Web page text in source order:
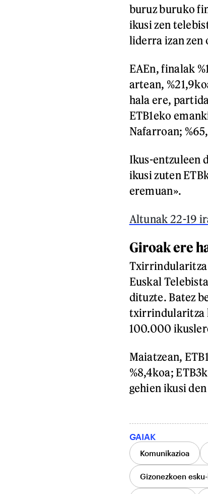
buruz buruko
ikusi zen
liderra izan
EAEn, finalak
artean,
hala ere,
ETB1eko
Nafarroan;
Ikus-entzuleen
ikusi zuten
eremuan».
Altunak 22-19
Giroak ere
Txirrindularitza
Euskal
dituzte. Batez
txirrindularitza
100.000
Maiatzean,
%8,4koa;
gehien ikusi
GAIAK
Komunikazioa
Gizonezkoen